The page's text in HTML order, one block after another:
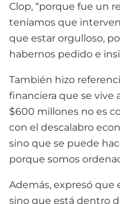
Clop, “porque fue un
teníamos que
que estar orgulloso,
habernos pedido e
También hizo
financiera que se vive
$600 millones no es
con el descalabro
sino que se puede
porque somos
Además, expresó que
sino que está dentro